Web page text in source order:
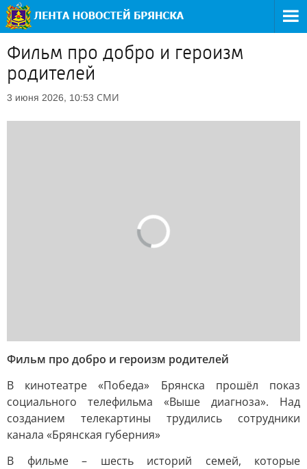
Фильм про добро и героизм
родителей
3 июня 2026, 10:53 СМИ
Фильм про добро и героизм родителей
В кинотеатре «Победа» Брянска прошёл показ
социального телефильма «Выше диагноза». Над
созданием телекартины трудились сотрудники
канала «Брянская губерния»
В фильме – шесть историй семей, которые